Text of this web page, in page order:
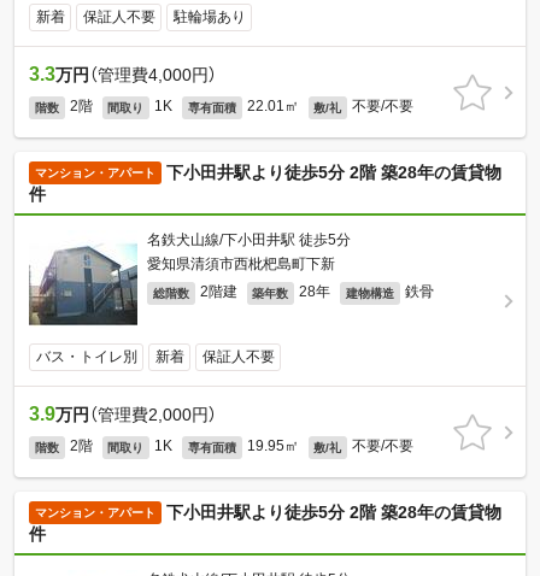
新着 保証人不要 駐輪場あり
3.3万円 （管理費4,000円）
階数 2階 間取り 1K 専有面積 22.01㎡ 敷/礼 不要/不要
マンション・アパート
下小田井駅より徒歩5分 2階 築28年の賃貸物
件
名鉄犬山線/下小田井駅 徒歩5分
愛知県清須市西枇杷島町下新
総階数 2階建 築年数 28年 建物構造 鉄骨
バス・トイレ別 新着 保証人不要
3.9万円 （管理費2,000円）
階数 2階 間取り 1K 専有面積 19.95㎡ 敷/礼 不要/不要
マンション・アパート
下小田井駅より徒歩5分 2階 築28年の賃貸物
件